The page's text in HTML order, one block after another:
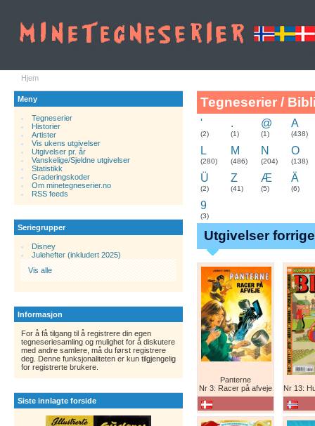
Hjem
Meny
Tegneserier
Historier.
Artister
Vis ukens utgivelser
Utgivelser pr. år
Vanskelige/Sjeldne utgivelser
Statistikk
Graderingskoder
Om minetegneserier.no
RSS feeds
Seriegrupper
Disney
Julehefter (inkludert 2025)
Vis alle
Informasjon
For å få tilgang til å registrere din egen
tegneseriesamling og mulighet for å diskutere
med andre samlere, må du først registrere
deg. Denne funksjonaliteten er kun tilgjengelig
for registrerte brukere.
Siste innlagte forside
Tegneserier /
'
(2)
.
(1)
@
(1)
A
(438)
L
(280)
M
(486)
N
(204)
O
(138)
Ü
(2)
Z
(41)
Æ
(5)
Ä
(6)
9
(3)
Utgivelser
Panterne
Nr 3: Racer på afveje
Nr 13: Humor